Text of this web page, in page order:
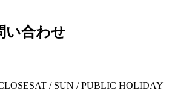
い合わせ
SAT / SUN / PUBLIC HOLIDAY